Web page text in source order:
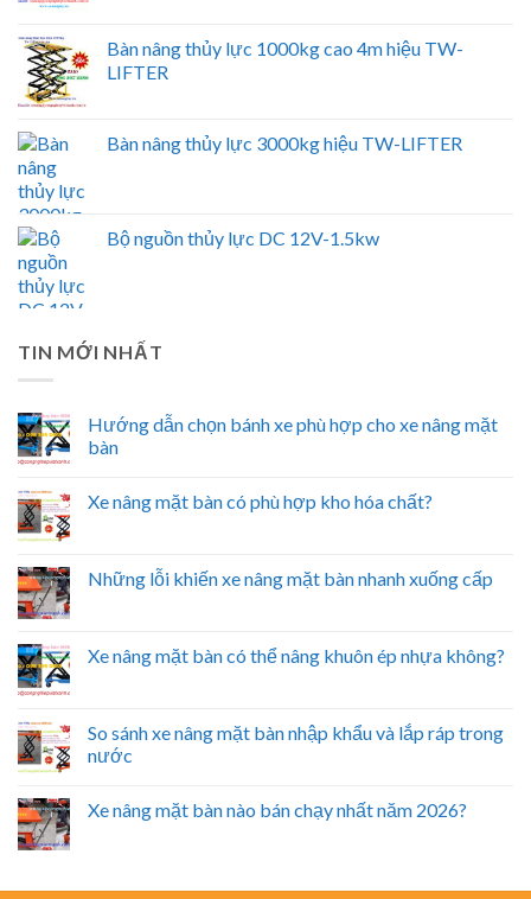
Bàn nâng thủy lực 1000kg cao 4m hiệu TW-
LIFTER
Bàn nâng thủy lực 3000kg hiệu TW-LIFTER
Bộ nguồn thủy lực DC 12V-1.5kw
TIN MỚI NHẤT
Hướng dẫn chọn bánh xe phù hợp cho xe nâng mặt
bàn
Xe nâng mặt bàn có phù hợp kho hóa chất?
Những lỗi khiến xe nâng mặt bàn nhanh xuống cấp
Xe nâng mặt bàn có thể nâng khuôn ép nhựa không?
So sánh xe nâng mặt bàn nhập khẩu và lắp ráp trong
nước
Xe nâng mặt bàn nào bán chạy nhất năm 2026?